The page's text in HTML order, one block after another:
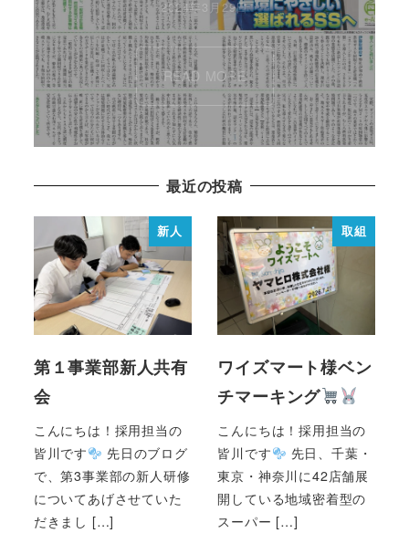
2024年3月29日
READ MORE
最近の投稿
新人
第１事業部新人共有
会
こんにちは！採用担当の
皆川です
先日のブログ
で、第3事業部の新人研修
についてあげさせていた
だきまし […]
取組
ワイズマート様ベン
チマーキング
こんにちは！採用担当の
皆川です
先日、千葉・
東京・神奈川に42店舗展
開している地域密着型の
スーパー […]